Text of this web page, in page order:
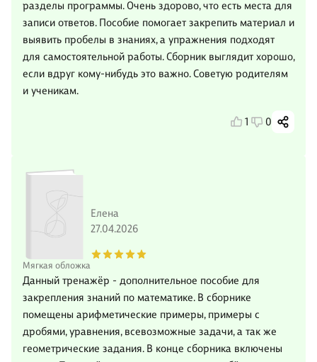
разделы программы. Очень здорово, что есть места для
записи ответов. Пособие помогает закрепить материал и
выявить пробелы в знаниях, а упражнения подходят
для самостоятельной работы. Сборник выглядит хорошо,
если вдруг кому-нибудь это важно. Советую родителям
и ученикам.
1 0
Мягкая обложка
Елена
27.04.2026
Данный тренажёр - дополнительное пособие для
закрепления знаний по математике. В сборнике
помещены арифметические примеры, примеры с
дробями, уравнения, всевозможные задачи, а так же
геометрические задания. В конце сборника включены